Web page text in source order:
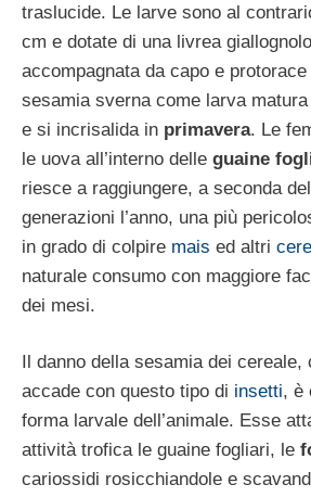
traslucide. Le larve sono al
cm e dotate di una livrea
accompagnata da capo e
sesamia sverna come larva
e si incrisalida in primavera. Le
le uova all’interno delle guaine
riesce a raggiungere, a seconda
generazioni l’anno, una più
in grado di colpire mais ed altri
naturale consumo con maggiore
dei mesi.
Il danno della sesamia dei cereale,
accade con questo tipo di insetti, è
forma larvale dell’animale. Esse
attività trofica le guaine fogliari, le
cariossidi rosicchiandole e